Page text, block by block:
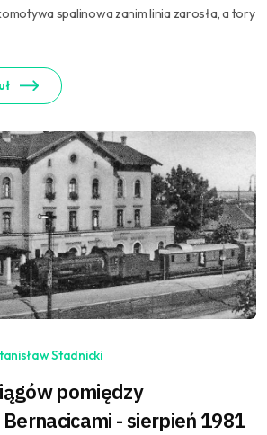
spalinowa zanim linia zarosła, a tory
Stadnicki
pomiędzy
- sierpień 1981